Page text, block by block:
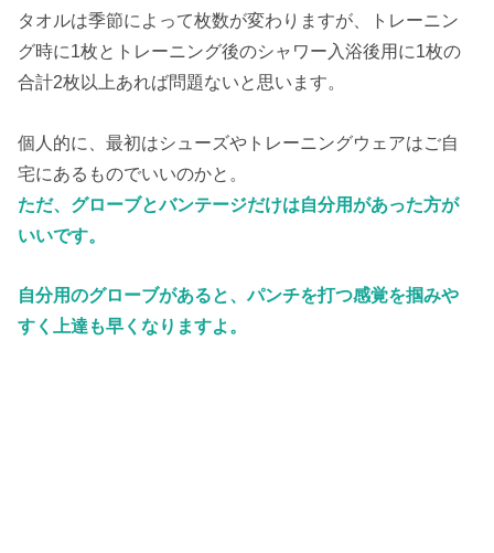
タオルは季節によって枚数が変わりますが、トレーニン
グ時に1枚とトレーニング後のシャワー入浴後用に1枚の
合計2枚以上あれば問題ないと思います。
個人的に、最初はシューズやトレーニングウェアはご自
宅にあるものでいいのかと。
ただ、グローブとバンテージだけは自分用があった方が
いいです。
自分用のグローブがあると、パンチを打つ感覚を掴みや
すく上達も早くなりますよ。